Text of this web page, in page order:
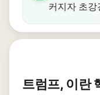
커지자 초
트럼프, 이란